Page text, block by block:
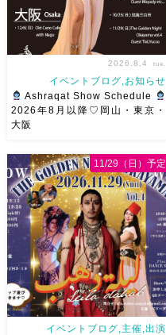
です♡皆様にお会いできますよ
うに
ご予約はメッセージく
ださい
お待ちしています
Ashraqat Show Schedule
岡山・8/22(土) […]
2026.8.4 tue.
イベントブログ,お知らせ
Ashraqat Show Schedule
2026年8月以降♡岡山・東京・
大阪
イベントブログ,主催,出演
11/29（日）予定